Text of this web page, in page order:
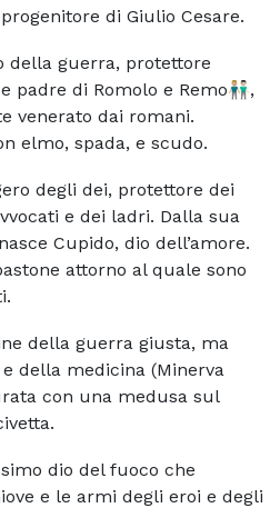
di Giulio Cesare.
della guerra, protettore
padre di Romolo e Remo👨🏼‍🤝‍👨🏻,
venerato dai romani.
elmo, spada, e scudo.
degli dei, protettore dei
e dei ladri. Dalla sua
Cupido, dio dell’amore.
attorno al quale sono
della guerra giusta, ma
della medicina (Minerva
con una medusa sul
dio del fuoco che
e le armi degli eroi e degli